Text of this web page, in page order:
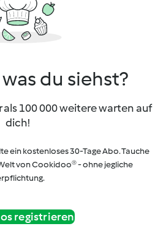
du siehst?
als 100 000 weitere warten auf
dich!
ein kostenloses 30-Tage Abo. Tauche
von Cookidoo® - ohne jegliche
registrieren